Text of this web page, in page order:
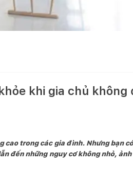
khi gia chủ
cao trong các gia đình. Nhưng bạn
đến những nguy cơ không nhỏ,